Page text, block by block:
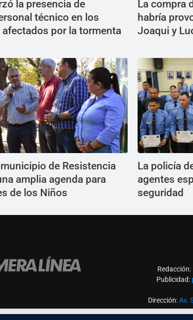
la presencia de
técnico en los
por la tormenta
La compra
habría
Joaqui y
de Resistencia
amplia agenda para
de los Niños
La policía
agentes
seguridad
Redacción:
Publicidad:
Dirección:Av.